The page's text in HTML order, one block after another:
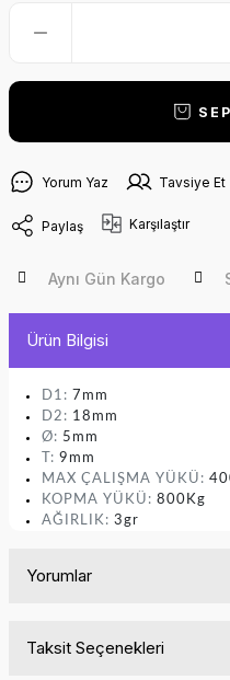
Yorum Yaz Tavsiye Et
Paylaş Karşılaştır
Aynı Gün Kargo
Ürün Bilgisi
D1: 7mm
D2: 18 mm
Ø: 5mm
T: 9mm
MAX ÇALIŞMA YÜKÜ:
KOPMA YÜKÜ: 800Kg
AĞIRLIK: 3gr
Yorumlar
Taksit Seçenekleri